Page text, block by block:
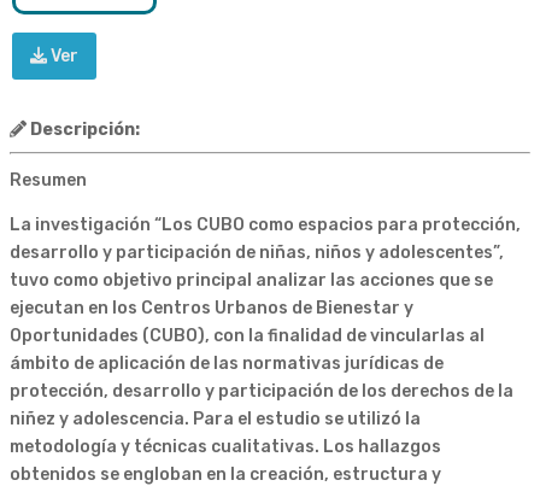
Ver
Descripción:
Resumen
La investigación “Los CUBO como espacios para protección,
desarrollo y participación de niñas, niños y adolescentes”,
tuvo como objetivo principal analizar las acciones que se
ejecutan en los Centros Urbanos de Bienestar y
Oportunidades (CUBO), con la finalidad de vincularlas al
ámbito de aplicación de las normativas jurídicas de
protección, desarrollo y participación de los derechos de la
niñez y adolescencia. Para el estudio se utilizó la
metodología y técnicas cualitativas. Los hallazgos
obtenidos se engloban en la creación, estructura y